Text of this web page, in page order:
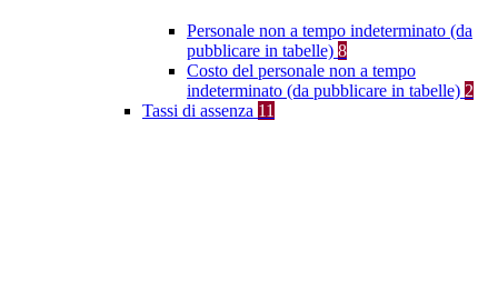
Personale non a tempo indeterminato (da
pubblicare in tabelle) 8
Costo del personale non a tempo
indeterminato (da pubblicare in tabelle) 2
Tassi di assenza 11